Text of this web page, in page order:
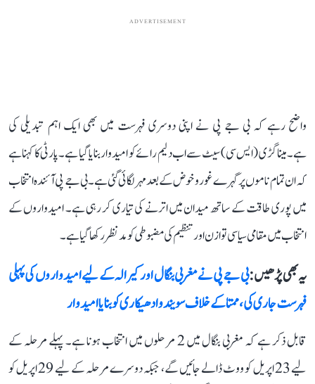
ADVERTISEMENT
واضح رہے کہ بی جے پی نے اپنی دوسری فہرست میں بھی ایک اہم تبدیلی کی
ہے۔ میناگڑی (ایس سی) سیٹ سے اب دلیم رائے کو امیدوار بنایا گیا ہے۔ پارٹی کا کہنا ہے
کہ ان تمام ناموں پر گہرے غور و خوض کے بعد مہر لگائی گئی ہے۔ بی جے پی آئندہ انتخاب
میں پوری طاقت کے ساتھ میدان میں اترنے کی تیاری کر رہی ہے۔ امیدواروں کے
انتخاب میں مقامی سیاسی توازن اور تنظیم کی مضبوطی کو مدنظر رکھا گیا ہے۔
یہ بھی پڑھیں :بی جے پی نے مغربی بنگال اور کیرالہ کے لیے امیدواروں کی پہلی
فہرست جاری کی، ممتا کے خلاف سویندو ادھیکاری کو بنایا امیدوار
قابل ذکر ہے کہ مغربی بنگال میں 2 مرحلوں میں انتخاب ہونا ہے۔ پہلے مرحلہ کے
لیے 23 اپریل کو ووٹ ڈالے جائیں گے، جبکہ دوسرے مرحلہ کے لیے 29 اپریل کو